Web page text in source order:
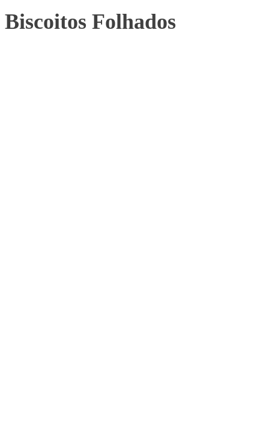
Biscoitos Folhados